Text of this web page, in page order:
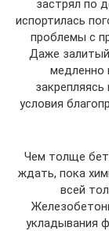
застрял по
испортилась
проблемы с
Даже
медленно
условия
Чем толще
ждать, пока
всей
укладывания